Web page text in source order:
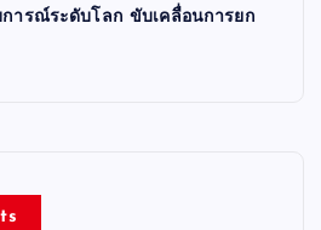
ารณ์ระดับโลก ขับเคลื่อนการยก